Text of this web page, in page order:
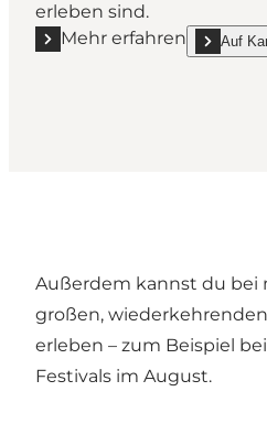
erleben sind.
Mehr erfahren
Mehr erfahren "Friskolen
Auf
show
Außerdem kannst du bei
großen,
erleben – zum Beispiel
Festivals im August.